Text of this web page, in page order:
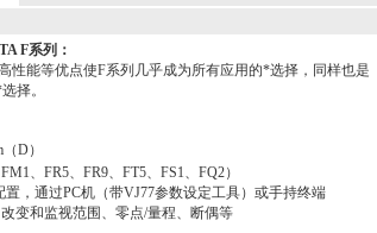
F系列：
性能等优点使F系列几乎成为所有应用的*选择，同样也是
择。
D）
、FR5、FR9、FT5、FS1、FQ2）
，通过PC机（带VJ77参数设定工具）或手持终端
变和监视范围、零点/量程、断偶等